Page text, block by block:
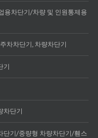
용차단기/차량 및 인원통제용
차차단기, 차량차단기
기
차단기
단기/중량형 차량차단기/휀스